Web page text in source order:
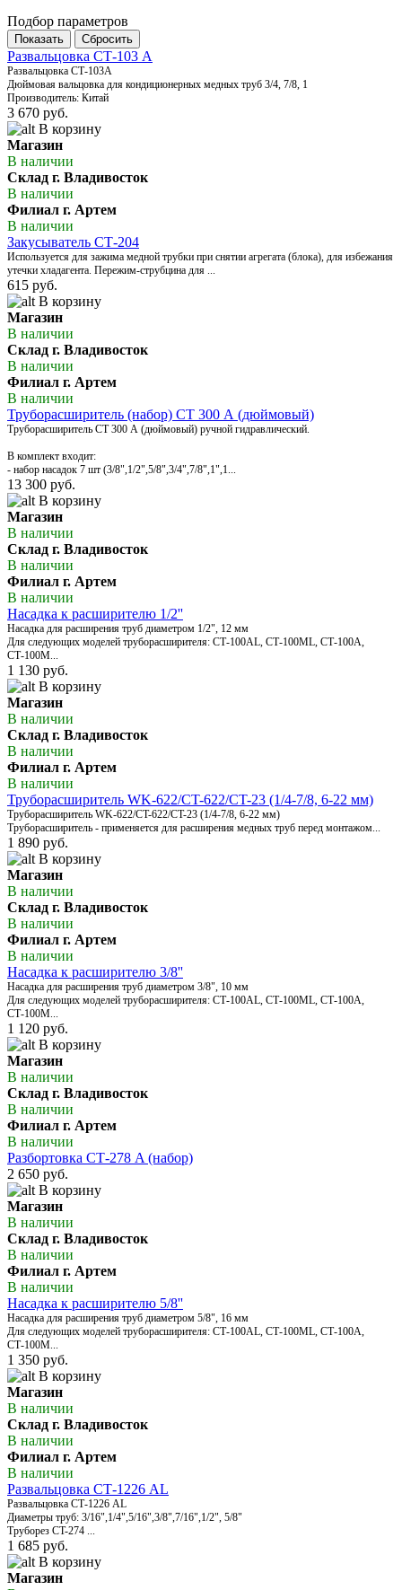
Подбор параметров
Развальцовка CТ-103 A
Развальцовка CТ-103А
Дюймовая вальцовка для кондиционерных медных труб 3/4, 7/8, 1
Производитель: Китай
3 670 руб.
В корзину
Магазин
В наличии
Склад г. Владивосток
В наличии
Филиал г. Артем
В наличии
Закусыватель СТ-204
Используется для зажима медной трубки при снятии агрегата (блока), для избежания
утечки хладагента. Пережим-струбцина для ...
615 руб.
В корзину
Магазин
В наличии
Склад г. Владивосток
В наличии
Филиал г. Артем
В наличии
Труборасширитель (набор) СТ 300 А (дюймовый)
Труборасширитель СТ 300 А (дюймовый) ручной гидравлический.
В комплект входит:
- набор насадок 7 шт (3/8",1/2",5/8",3/4",7/8",1",1...
13 300 руб.
В корзину
Магазин
В наличии
Склад г. Владивосток
В наличии
Филиал г. Артем
В наличии
Насадка к расширителю 1/2''
Насадка для расширения труб диаметром 1/2", 12 мм
Для следующих моделей труборасширителя: СТ-100AL, СТ-100МL, СТ-100А,
СТ-100М...
1 130 руб.
В корзину
Магазин
В наличии
Склад г. Владивосток
В наличии
Филиал г. Артем
В наличии
Труборасширитель WK-622/CT-622/CT-23 (1/4-7/8, 6-22 мм)
Труборасширитель WK-622/CT-622/CT-23 (1/4-7/8, 6-22 мм)
Труборасширитель - применяется для расширения медных труб перед монтажом...
1 890 руб.
В корзину
Магазин
В наличии
Склад г. Владивосток
В наличии
Филиал г. Артем
В наличии
Насадка к расширителю 3/8''
Насадка для расширения труб диаметром 3/8", 10 мм
Для следующих моделей труборасширителя: СТ-100AL, СТ-100МL, СТ-100А,
СТ-100М...
1 120 руб.
В корзину
Магазин
В наличии
Склад г. Владивосток
В наличии
Филиал г. Артем
В наличии
Разбортовка CТ-278 A (набор)
2 650 руб.
В корзину
Магазин
В наличии
Склад г. Владивосток
В наличии
Филиал г. Артем
В наличии
Насадка к расширителю 5/8''
Насадка для расширения труб диаметром 5/8", 16 мм
Для следующих моделей труборасширителя: СТ-100AL, СТ-100МL, СТ-100А,
СТ-100М...
1 350 руб.
В корзину
Магазин
В наличии
Склад г. Владивосток
В наличии
Филиал г. Артем
В наличии
Развальцовка CТ-1226 AL
Развальцовка CТ-1226 AL
Диаметры труб: 3/16",1/4",5/16",3/8",7/16",1/2", 5/8"
Труборез CT-274 ...
1 685 руб.
В корзину
Магазин